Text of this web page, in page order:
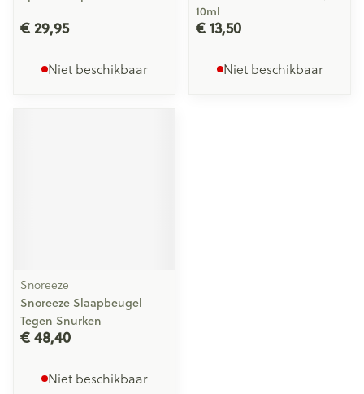
€ 29,95
Niet beschikbaar
10ml
€ 13,50
Niet beschikbaar
Snoreeze
Snoreeze Slaapbeugel
Tegen Snurken
€ 48,40
Niet beschikbaar